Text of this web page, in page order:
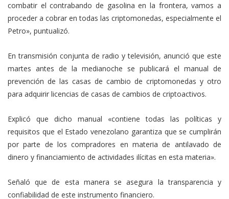
combatir el contrabando de gasolina en la frontera, vamos a
proceder a cobrar en todas las criptomonedas, especialmente el
Petro», puntualizó.
En transmisión conjunta de radio y televisión, anunció que este
martes antes de la medianoche se publicará el manual de
prevención de las casas de cambio de criptomonedas y otro
para adquirir licencias de casas de cambios de criptoactivos.
Explicó que dicho manual «contiene todas las políticas y
requisitos que el Estado venezolano garantiza que se cumplirán
por parte de los compradores en materia de antilavado de
dinero y financiamiento de actividades ilícitas en esta materia».
Señaló que de esta manera se asegura la transparencia y
confiabilidad de este instrumento financiero.